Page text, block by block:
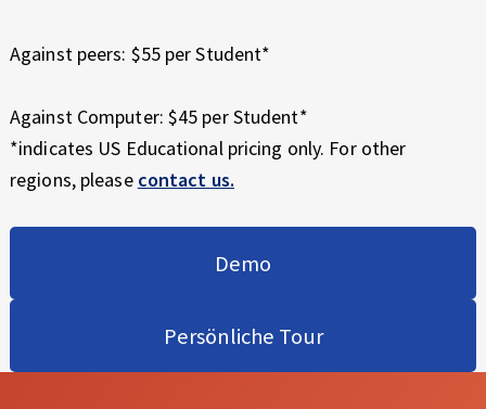
Against peers: $55 per Student*
Against Computer: $45 per Student*
*indicates US Educational pricing only. For other
regions, please contact us.
Demo
Persönliche Tour